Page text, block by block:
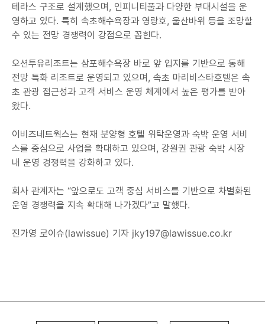
테라스 구조로 설계했으며, 인피니티풀과 다양한 부대시설을 운
영하고 있다. 특히 속초해수욕장과 영랑호, 울산바위 등을 조망할
수 있는 전망 경쟁력이 강점으로 꼽힌다.
오션투유리조트는 삼포해수욕장 바로 앞 입지를 기반으로 동해
전망 특화 리조트로 운영되고 있으며, 속초 마리비스타호텔은 속
초 관광 접근성과 고객 서비스 운영 체계에서 높은 평가를 받아
왔다.
이비즈네트웍스는 현재 분양형 호텔 위탁운영과 숙박 운영 서비
스를 중심으로 사업을 확대하고 있으며, 강원권 관광 숙박 시장
내 운영 경쟁력을 강화하고 있다.
회사 관계자는 “앞으로도 고객 중심 서비스를 기반으로 차별화된
운영 경쟁력을 지속 확대해 나가겠다”고 말했다.
진가영 로이슈(lawissue) 기자 jky197@lawissue.co.kr